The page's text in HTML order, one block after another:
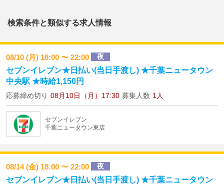
検索条件と類似する求人情報
08/10 (月) 18:00 〜 22:00 夜
セブンイレブン★日払い(当日手渡し) ★千葉ニュータウン
中央駅 ★時給1,150円
応募締め切り 08月10日（月）17:30 募集人数 1人
セブンイレブン
千葉ニュータウン東店
08/14 (金) 18:00 〜 22:00 夜
セブンイレブン★日払い(当日手渡し) ★千葉ニュータウン